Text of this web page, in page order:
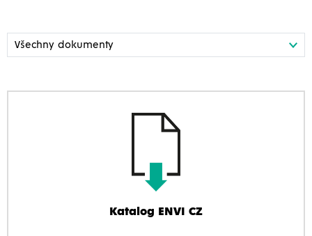
Katalog ENVI CZ